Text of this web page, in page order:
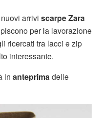
arrivi scarpe Zara
per la lavorazione
ricercati tra lacci e zip
interessante.
in anteprima delle